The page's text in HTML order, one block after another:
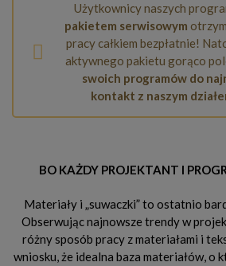
Użytkownicy naszych
pakietem serwisowym
pracy całkiem bezpłatnie!
aktywnego pakietu gorąco
swoich programów do
kontakt z naszym
BO KAŻDY PROJEKTANT I
Materiały i „suwaczki” to ostatnio
Obserwując najnowsze trendy w
różny sposób pracy z materiałami i
wniosku, że idealna baza materiałów, o